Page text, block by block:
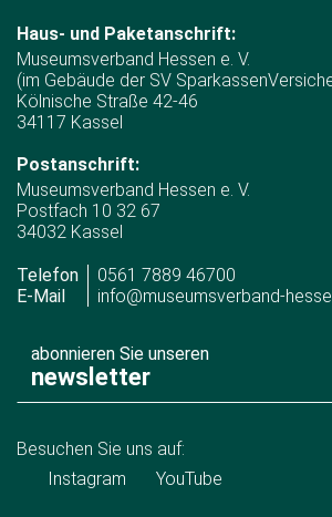
Haus- und Paketanschrift:
Museumsverband Hessen e. V.
(im Gebäude der SV
Kölnische Straße 42-46
34117 Kassel
Postanschrift:
Museumsverband Hessen e. V.
Postfach 10 32 67
34032 Kassel
Telefon
0561 7889 46700
E-Mail
info@museumsverband-
abonnieren Sie unseren
newsletter
Besuchen Sie uns auf:
Instagram
YouTube